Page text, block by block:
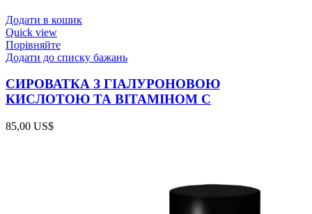
Додати в кошик
Quick view
Порівняйте
Додати до списку бажань
СИРОВАТКА З ГІАЛУРОНОВОЮ
КИСЛОТОЮ ТА ВІТАМІНОМ С
85,00 US$